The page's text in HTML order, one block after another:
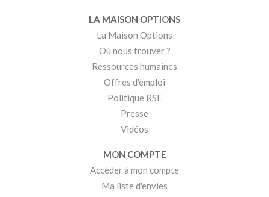
LA MAISON OPTIONS
La Maison Options
Où nous trouver ?
Ressources humaines
Offres d'emploi
Politique RSE
Presse
Vidéos
MON COMPTE
Accéder à mon compte
Ma liste d'envies